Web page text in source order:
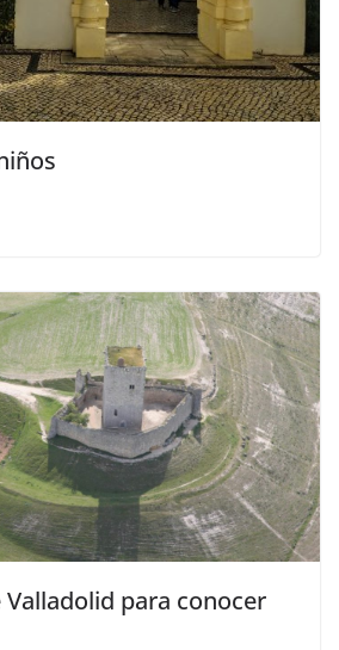
Valladolid para conocer